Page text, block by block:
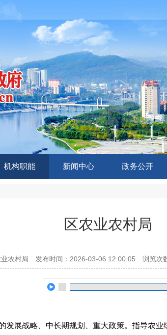
机构职能 新闻中心 政务公开
区农业农村局
农村局 发布时间：2026-03-06 12:00:05 浏览次
发展战略、中长期规划、重大政策。指导农业